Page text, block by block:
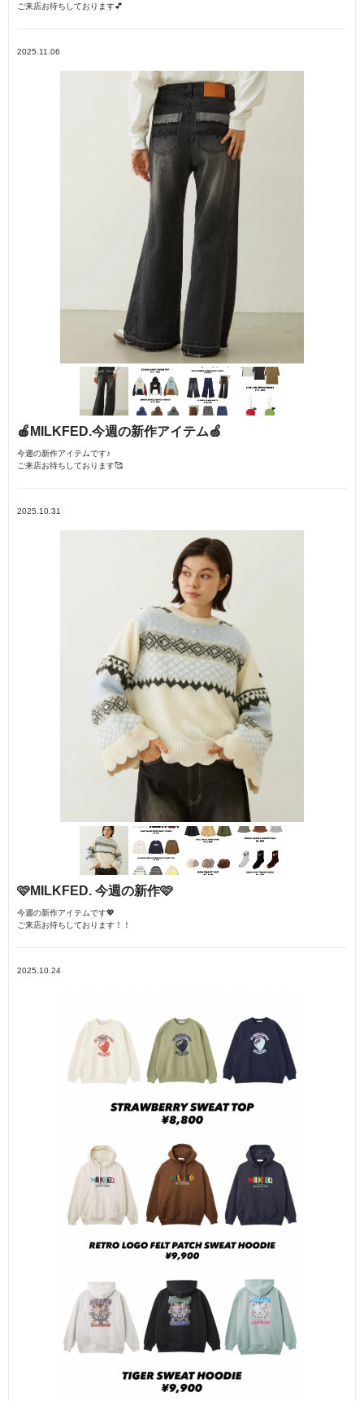
ご来店お待ちしております💕
2025.11.06
🍎MILKFED.今週の新作アイテム🍏
今週の新作アイテムです♪
ご来店お待ちしております🥰
2025.10.31
🩷MILKFED. 今週の新作🩷
今週の新作アイテムです💖
ご来店お待ちしております！！
2025.10.24